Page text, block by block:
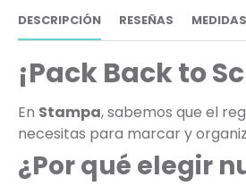
DESCRIPCIÓN RESEÑAS MEDIDAS
¡Pack Back to
En Stampa, sabemos que el
necesitas para marcar y
¿Por qué elegir